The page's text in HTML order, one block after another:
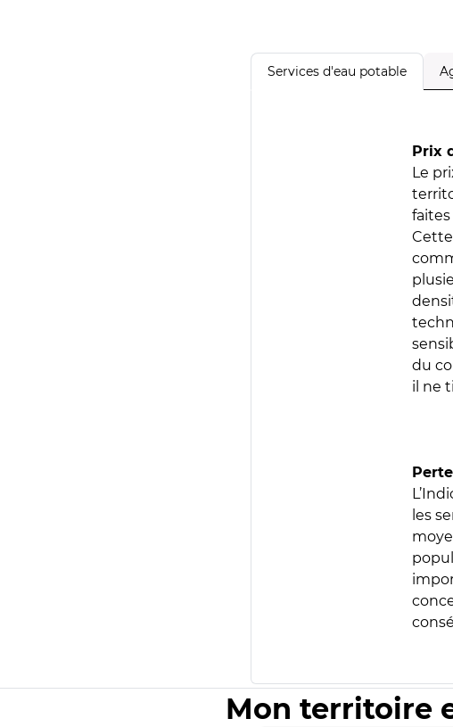
Services d'eau potable
Prix
Le
faites
du
il ne
les
Mon territoire